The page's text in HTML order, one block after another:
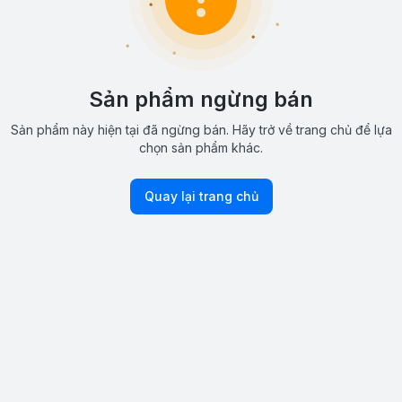
Sản phẩm ngừng bán
Sản phẩm này hiện tại đã ngừng bán. Hãy trở về trang chủ để lựa
chọn sản phẩm khác.
Quay lại trang chủ